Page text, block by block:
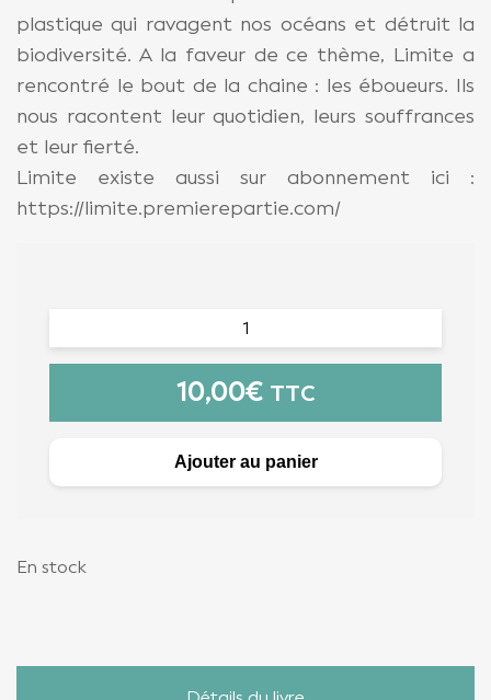
plastique qui ravagent nos océans et détruit la
biodiversité. A la faveur de ce thème, Limite a
rencontré le bout de la chaine : les éboueurs. Ils
nous racontent leur quotidien, leurs souffrances
et leur fierté.
Limite existe aussi sur abonnement ici :
https://limite.premierepartie.com/
10,00€ TTC
Ajouter au panier
En stock